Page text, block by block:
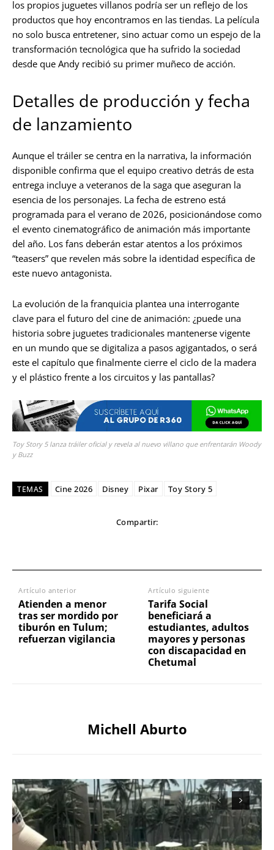
los propios juguetes villanos podría ser un reflejo de los
productos que hoy encontramos en las tiendas. La película
no solo busca entretener, sino actuar como un espejo de la
transformación tecnológica que ha sufrido la sociedad
desde que Andy recibió su primer muñeco de acción.
Detalles de producción y fecha
de lanzamiento
Aunque el tráiler se centra en la narrativa, la información
disponible confirma que el equipo creativo detrás de esta
entrega incluye a veteranos de la saga que aseguran la
esencia de los personajes. La fecha de estreno está
programada para el verano de 2026, posicionándose como
el evento cinematográfico de animación más importante
del año. Los fans deberán estar atentos a los próximos
“teasers” que revelen más sobre la identidad específica de
este nuevo antagonista.
La evolución de la franquicia plantea una interrogante
clave para el futuro del cine de animación: ¿puede una
historia sobre juguetes tradicionales mantenerse vigente
en un mundo que se digitaliza a pasos agigantados, o será
este el capítulo que finalmente cierre el ciclo de la madera
y el plástico frente a los circuitos y las pantallas?
Toy Story 5 lanza tráiler oficial y revela al nuevo villano que enfrentarán Woody
y Buzz
TEMAS Cine 2026 Disney Pixar Toy Story 5
Compartir:
Artículo anterior
Atienden a menor
tras ser mordido por
tiburón en Tulum;
refuerzan vigilancia
Artículo siguiente
Tarifa Social
beneficiará a
estudiantes, adultos
mayores y personas
con discapacidad en
Chetumal
Michell Aburto